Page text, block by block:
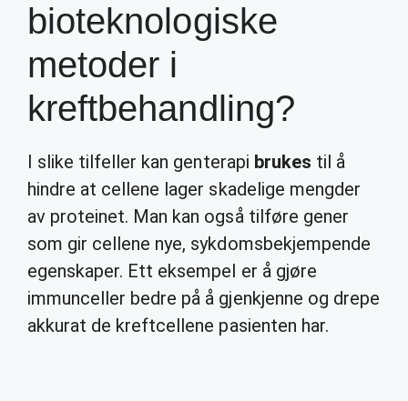
bioteknologiske
metoder i
kreftbehandling?
I slike tilfeller kan genterapi brukes til å
hindre at cellene lager skadelige mengder
av proteinet. Man kan også tilføre gener
som gir cellene nye, sykdomsbekjempende
egenskaper. Ett eksempel er å gjøre
immunceller bedre på å gjenkjenne og drepe
akkurat de kreftcellene pasienten har.